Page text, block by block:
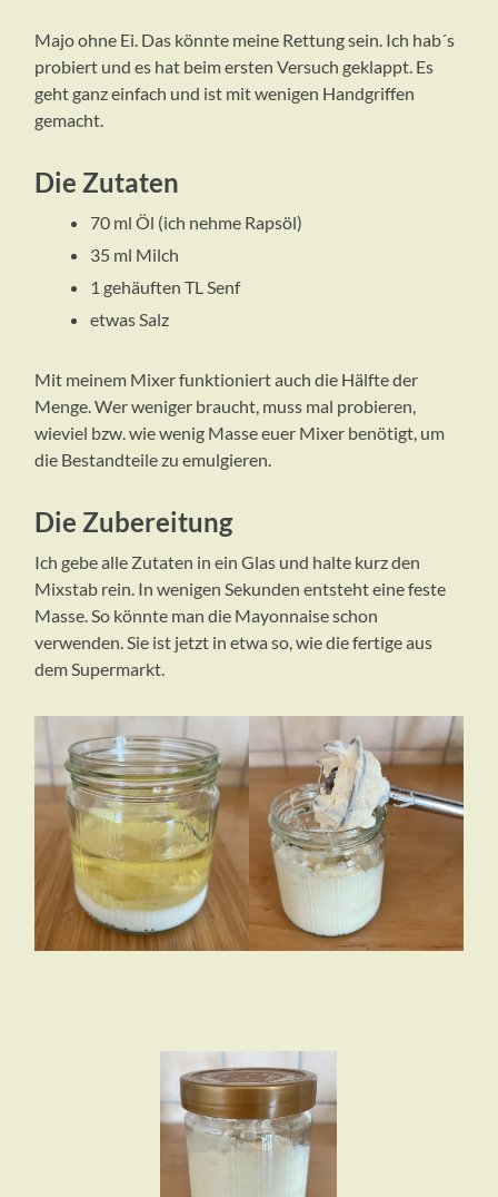
Majo ohne Ei. Das könnte meine Rettung sein. Ich hab´s
probiert und es hat beim ersten Versuch geklappt. Es
geht ganz einfach und ist mit wenigen Handgriffen
gemacht.
Die Zutaten
70 ml Öl (ich nehme Rapsöl)
35 ml Milch
1 gehäuften TL Senf
etwas Salz
Mit meinem Mixer funktioniert auch die Hälfte der
Menge. Wer weniger braucht, muss mal probieren,
wieviel bzw. wie wenig Masse euer Mixer benötigt, um
die Bestandteile zu emulgieren.
Die Zubereitung
Ich gebe alle Zutaten in ein Glas und halte kurz den
Mixstab rein. In wenigen Sekunden entsteht eine feste
Masse. So könnte man die Mayonnaise schon
verwenden. Sie ist jetzt in etwa so, wie die fertige aus
dem Supermarkt.